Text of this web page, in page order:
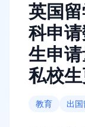
英国
科申
生申
私校
教育 出